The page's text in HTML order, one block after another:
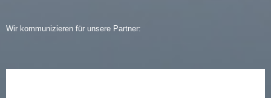
Wir kommunizieren für unsere Partner: